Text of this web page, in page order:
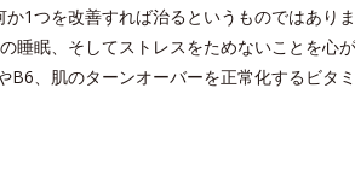
か1つを改善すれば治るというものではあ
睡眠、そしてストレスをためないことを心
B6、肌のターンオーバーを正常化するビタ